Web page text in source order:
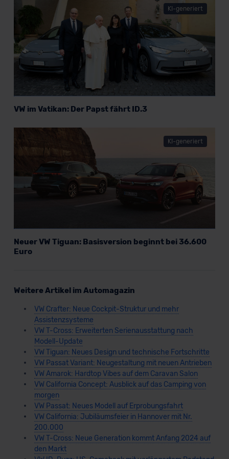
KI-generiert
VW im Vatikan: Der Papst fährt ID.3
KI-generiert
Neuer VW Tiguan: Basisversion beginnt bei 36.600
Euro
Weitere Artikel im Automagazin
VW Crafter: Neue Cockpit-Struktur und mehr
Assistenzsysteme
VW T-Cross: Erweiterten Serienausstattung nach
Modell-Update
VW Tiguan: Neues Design und technische Fortschritte
VW Passat Variant: Neugestaltung mit neuen Antrieben
VW Amarok: Hardtop Vibes auf dem Caravan Salon
VW California Concept: Ausblick auf das Camping von
morgen
VW Passat: Neues Modell auf Erprobungsfahrt
VW California: Jubiläumsfeier in Hannover mit Nr.
200.000
VW T-Cross: Neue Generation kommt Anfang 2024 auf
den Markt